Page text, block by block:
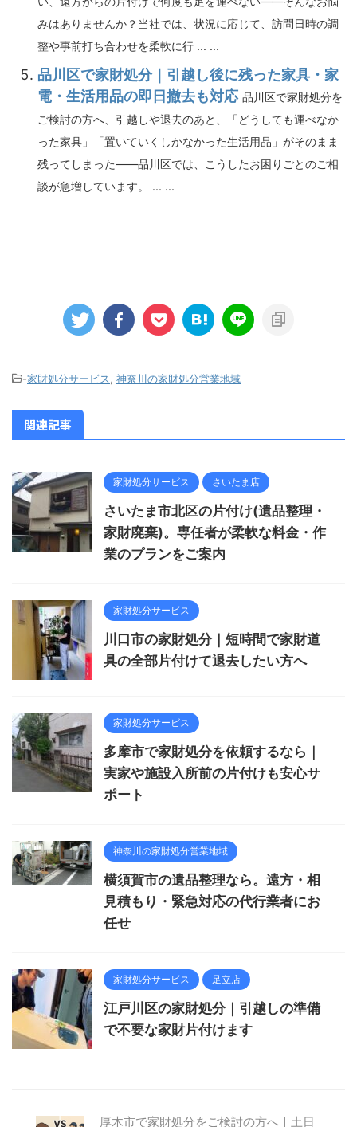
みはありませんか？当社では、状況に応じて、訪問日時の調
整や事前打ち合わせを柔軟に行 ... ...
品川区で家財処分｜引越し後に残った家具・家
電・生活用品の即日撤去も対応 品川区で家財処分を
ご検討の方へ、引越しや退去のあと、「どうしても運べなか
った家具」「置いていくしかなかった生活用品」がそのまま
残ってしまった――品川区では、こうしたお困りごとのご相
談が急増しています。 ... ...
-家財処分サービス 神奈川の家財処分営業地域
関連記事
家財処分サービス さいたま店
さいたま市北区の片付け(遺品整理・
家財廃棄)。専任者が柔軟な料金・作
業のプランをご案内
家財処分サービス
川口市の家財処分｜短時間で家財道
具の全部片付けて退去したい方へ
家財処分サービス
多摩市で家財処分を依頼するなら｜
実家や施設入所前の片付けも安心サ
ポート
神奈川の家財処分営業地域
横須賀市の遺品整理なら。遠方・相
見積もり・緊急対応の代行業者にお
任せ
家財処分サービス 足立店
江戸川区の家財処分｜引越しの準備
で不要な家財片付けます
厚木市で家財処分をご検討の方へ｜土日